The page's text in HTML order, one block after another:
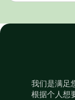
我们是满足
根据个人想